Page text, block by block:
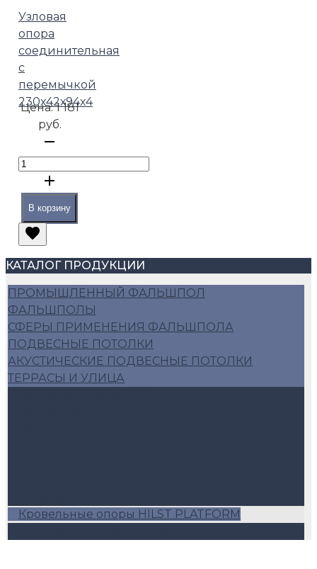
Узловая
опора
соединительная
с
перемычкой
230х42х94х4
Цена:1 181
руб.
В корзину
КАТАЛОГ ПРОДУКЦИИ
ПРОМЫШЛЕННЫЙ ФАЛЬШПОЛ
ФАЛЬШПОЛЫ
СФЕРЫ ПРИМЕНЕНИЯ ФАЛЬШПОЛА
ПОДВЕСНЫЕ ПОТОЛКИ
АКУСТИЧЕСКИЕ ПОДВЕСНЫЕ ПОТОЛКИ
ТЕРРАСЫ И УЛИЦА
Кровельные опоры HILST PLATFORM